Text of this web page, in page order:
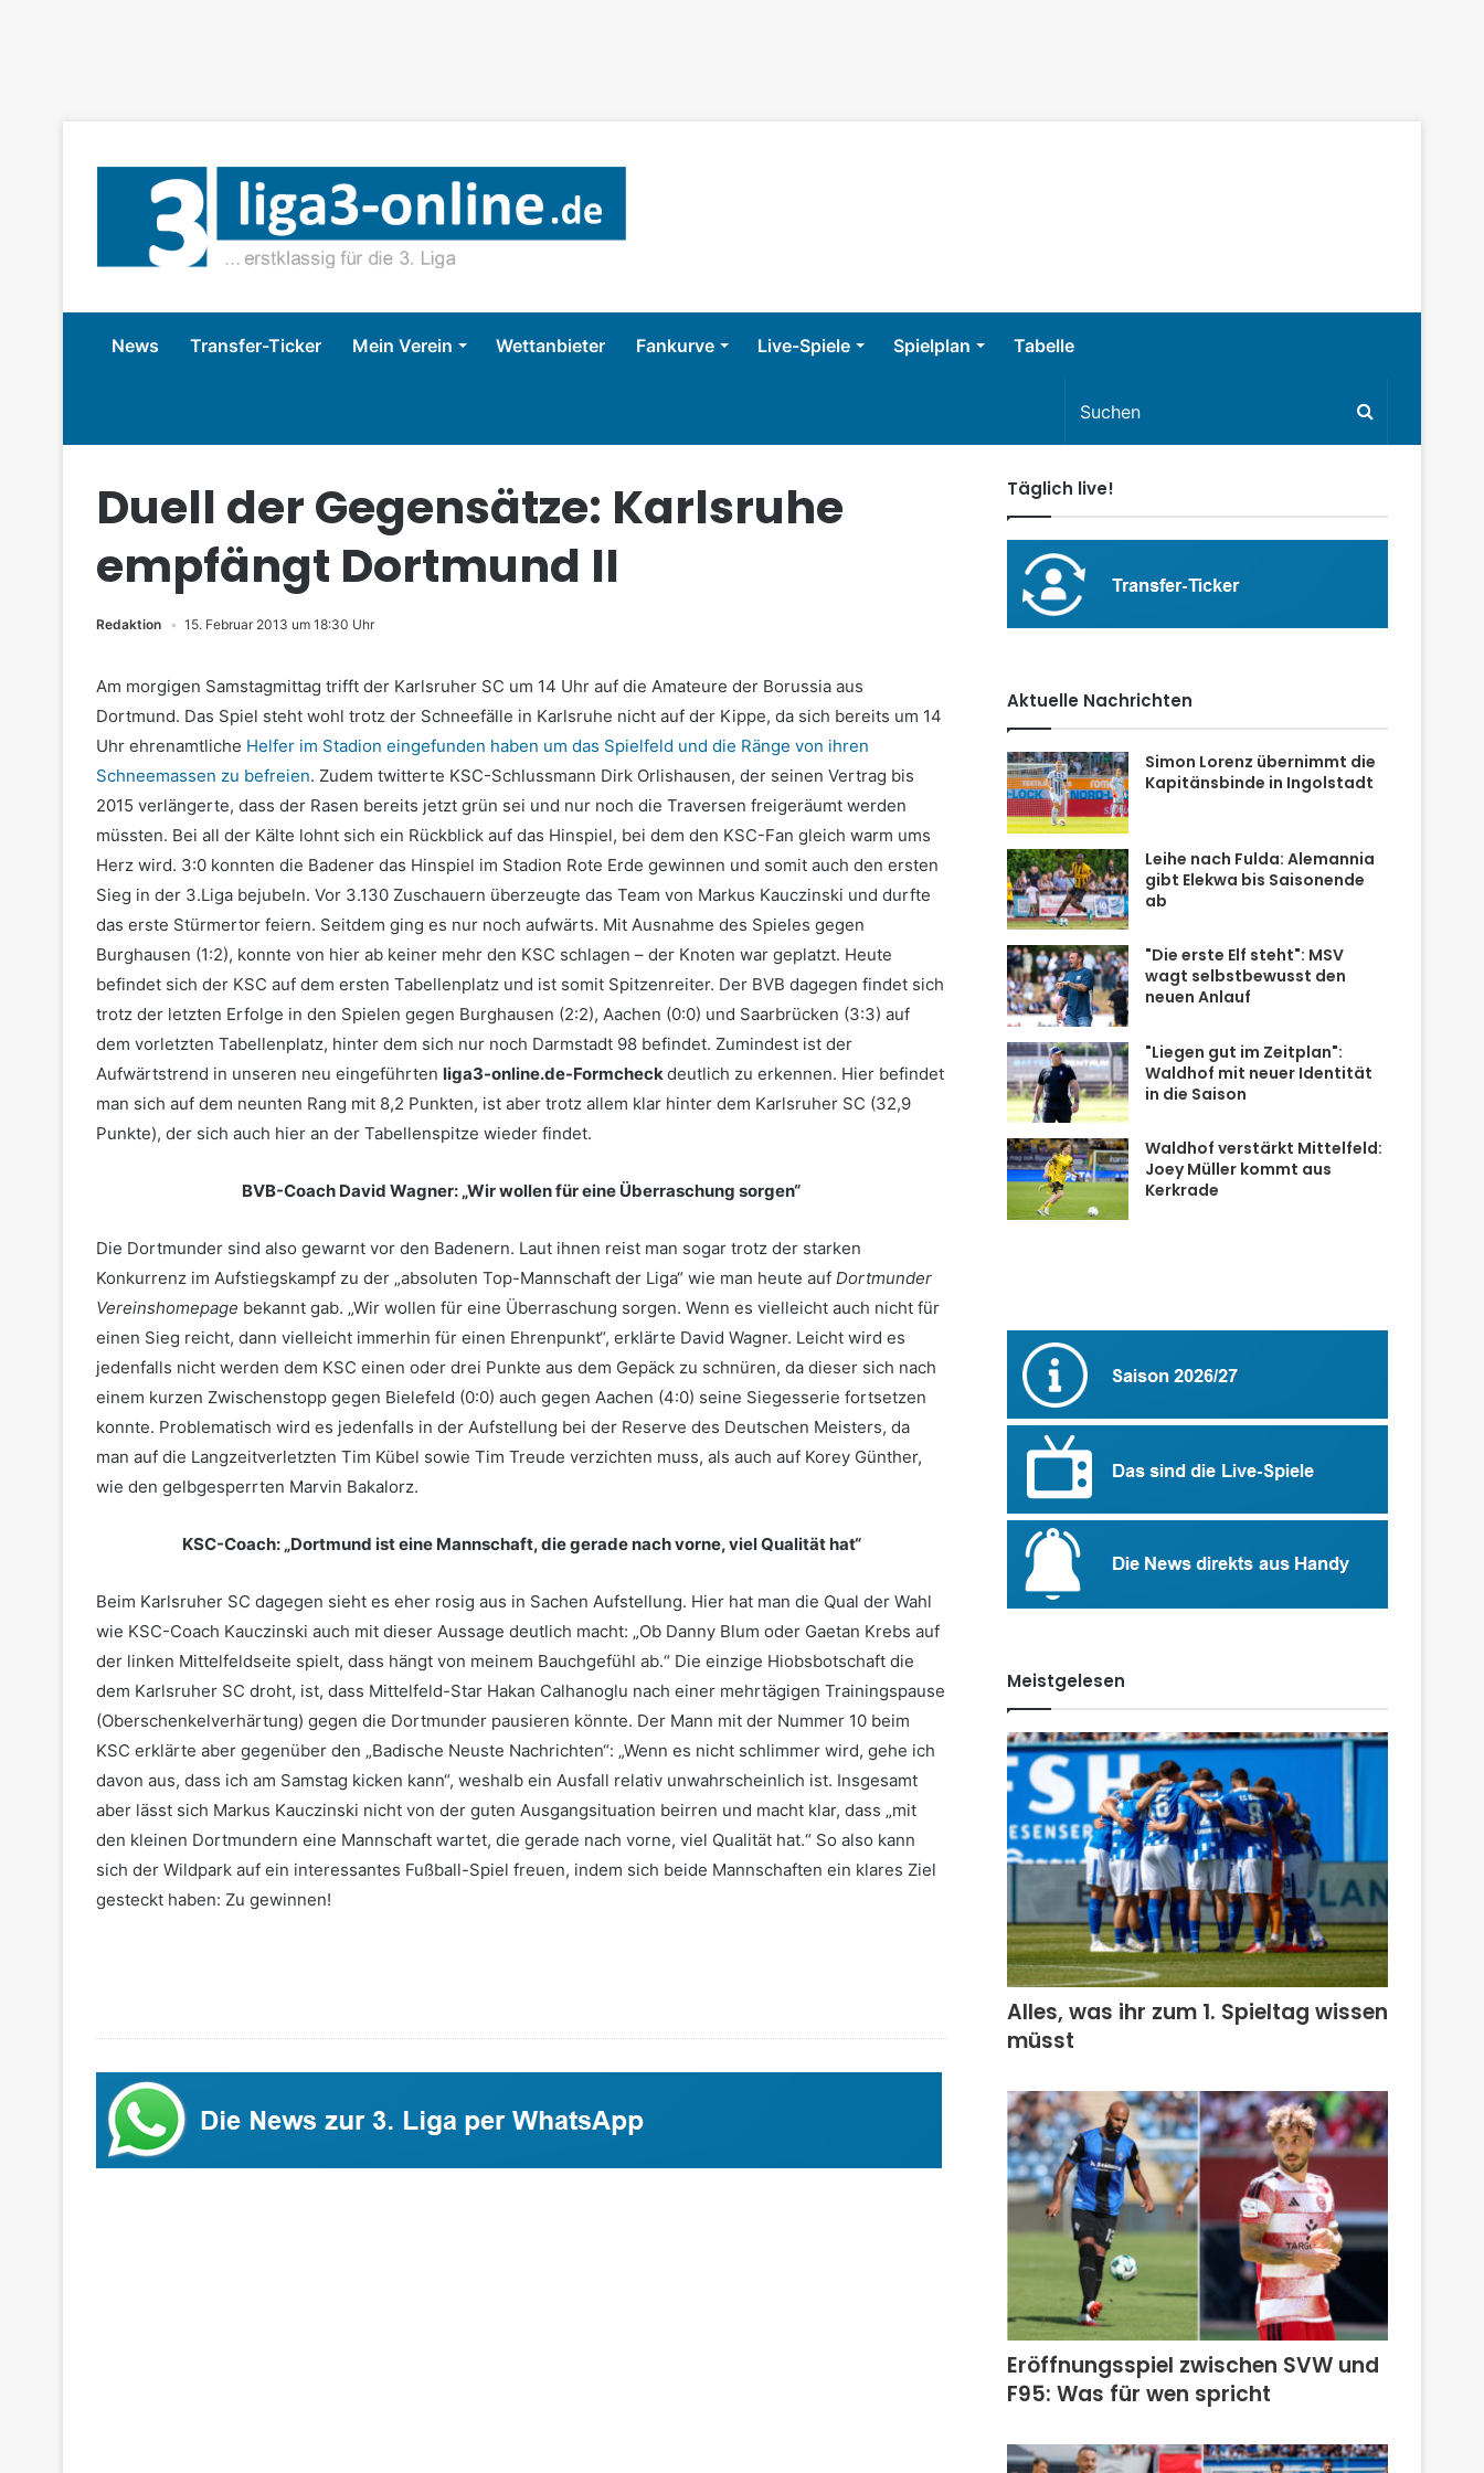
News Transfer-Ticker Mein Verein Wettanbieter Fankurve Live-Spiele Spielplan Tabelle
Duell der Gegensätze: Karlsruhe
empfängt Dortmund II
Redaktion 15. Februar 2013 um 18:30 Uhr
Am morgigen Samstagmittag trifft der Karlsruher SC um 14 Uhr auf die Amateure der Borussia aus
Dortmund. Das Spiel steht wohl trotz der Schneefälle in Karlsruhe nicht auf der Kippe, da sich bereits um 14
Uhr ehrenamtliche Helfer im Stadion eingefunden haben um das Spielfeld und die Ränge von ihren
Schneemassen zu befreien. Zudem twitterte KSC-Schlussmann Dirk Orlishausen, der seinen Vertrag bis
2015 verlängerte, dass der Rasen bereits jetzt grün sei und nur noch die Traversen freigeräumt werden
müssten. Bei all der Kälte lohnt sich ein Rückblick auf das Hinspiel, bei dem den KSC-Fan gleich warm ums
Herz wird. 3:0 konnten die Badener das Hinspiel im Stadion Rote Erde gewinnen und somit auch den ersten
Sieg in der 3.Liga bejubeln. Vor 3.130 Zuschauern überzeugte das Team von Markus Kauczinski und durfte
das erste Stürmertor feiern. Seitdem ging es nur noch aufwärts. Mit Ausnahme des Spieles gegen
Burghausen (1:2), konnte von hier ab keiner mehr den KSC schlagen – der Knoten war geplatzt. Heute
befindet sich der KSC auf dem ersten Tabellenplatz und ist somit Spitzenreiter. Der BVB dagegen findet sich
trotz der letzten Erfolge in den Spielen gegen Burghausen (2:2), Aachen (0:0) und Saarbrücken (3:3) auf
dem vorletzten Tabellenplatz, hinter dem sich nur noch Darmstadt 98 befindet. Zumindest ist der
Aufwärtstrend in unseren neu eingeführten liga3-online.de-Formcheckdeutlich zu erkennen. Hier befindet
man sich auf dem neunten Rang mit 8,2 Punkten, ist aber trotz allem klar hinter dem Karlsruher SC (32,9
Punkte), der sich auch hier an der Tabellenspitze wieder findet.
BVB-Coach David Wagner: „Wir wollen für eine Überraschung sorgen“
Die Dortmunder sind also gewarnt vor den Badenern. Laut ihnen reist man sogar trotz der starken
Konkurrenz im Aufstiegskampf zu der „absoluten Top-Mannschaft der Liga“ wie man heute auf Dortmunder
Vereinshomepage bekannt gab. „Wir wollen für eine Überraschung sorgen. Wenn es vielleicht auch nicht für
einen Sieg reicht, dann vielleicht immerhin für einen Ehrenpunkt“, erklärte David Wagner. Leicht wird es
jedenfalls nicht werden dem KSC einen oder drei Punkte aus dem Gepäck zu schnüren, da dieser sich nach
einem kurzen Zwischenstopp gegen Bielefeld (0:0) auch gegen Aachen (4:0) seine Siegesserie fortsetzen
konnte. Problematisch wird es jedenfalls in der Aufstellung bei der Reserve des Deutschen Meisters, da
man auf die Langzeitverletzten Tim Kübel sowie Tim Treude verzichten muss, als auch auf Korey Günther,
wie den gelbgesperrten Marvin Bakalorz.
KSC-Coach: „Dortmund ist eine Mannschaft, die gerade nach vorne, viel Qualität hat“
Beim Karlsruher SC dagegen sieht es eher rosig aus in Sachen Aufstellung. Hier hat man die Qual der Wahl
wie KSC-Coach Kauczinski auch mit dieser Aussage deutlich macht: „Ob Danny Blum oder Gaetan Krebs auf
der linken Mittelfeldseite spielt, dass hängt von meinem Bauchgefühl ab.“ Die einzige Hiobsbotschaft die
dem Karlsruher SC droht, ist, dass Mittelfeld-Star Hakan Calhanoglu nach einer mehrtägigen Trainingspause
(Oberschenkelverhärtung) gegen die Dortmunder pausieren könnte. Der Mann mit der Nummer 10 beim
KSC erklärte aber gegenüber den „Badische Neuste Nachrichten“: „Wenn es nicht schlimmer wird, gehe ich
davon aus, dass ich am Samstag kicken kann“, weshalb ein Ausfall relativ unwahrscheinlich ist. Insgesamt
aber lässt sich Markus Kauczinski nicht von der guten Ausgangsituation beirren und macht klar, dass „mit
den kleinen Dortmundern eine Mannschaft wartet, die gerade nach vorne, viel Qualität hat.“ So also kann
sich der Wildpark auf ein interessantes Fußball-Spiel freuen, indem sich beide Mannschaften ein klares Ziel
gesteckt haben: Zu gewinnen!
Täglich live!
Aktuelle Nachrichten
Simon Lorenz übernimmt die
Kapitänsbinde in Ingolstadt
Leihe nach Fulda: Alemannia
gibt Elekwa bis Saisonende
ab
"Die erste Elf steht": MSV
wagt selbstbewusst den
neuen Anlauf
"Liegen gut im Zeitplan":
Waldhof mit neuer Identität
in die Saison
Waldhof verstärkt Mittelfeld:
Joey Müller kommt aus
Kerkrade
Meistgelesen
Alles, was ihr zum 1. Spieltag wissen
müsst
Eröffnungsspiel zwischen SVW und
F95: Was für wen spricht